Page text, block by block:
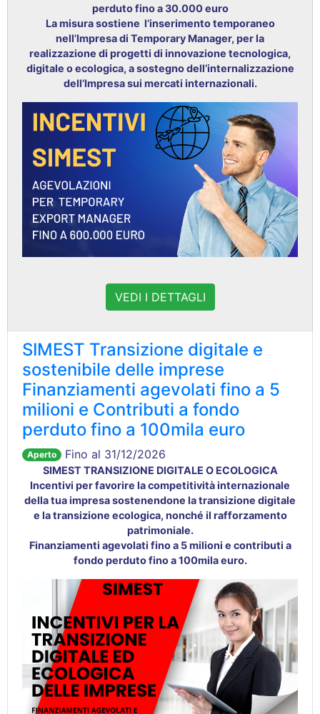
perduto fino a 30.000 euro
La misura sostiene l’inserimento temporaneo
nell’Impresa di Temporary Manager, per la
realizzazione di progetti di innovazione tecnologica,
digitale o ecologica, a sostegno dell’internalizzazione
dell’Impresa sui mercati internazionali.
VEDI I DETTAGLI
SIMEST Transizione digitale e
sostenibile delle imprese
Finanziamenti agevolati fino a 5
milioni e Contributi a fondo
perduto fino a 100mila euro
Aperto Fino al 31/12/2026
SIMEST TRANSIZIONE DIGITALE O ECOLOGICA
Incentivi per favorire la competitività internazionale
della tua impresa sostenendone la transizione digitale
e la transizione ecologica, nonché il rafforzamento
patrimoniale.
Finanziamenti agevolati fino a 5 milioni e contributi a
fondo perduto fino a 100mila euro.